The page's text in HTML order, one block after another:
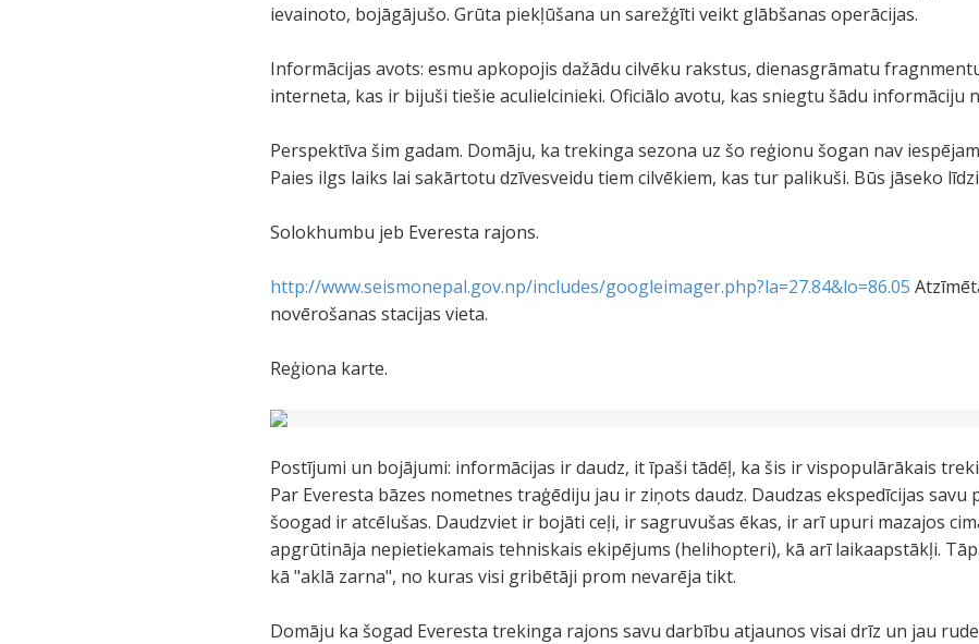
ievainoto, bojāgājušo. Grūta piekļūšana un sarežģīti veikt glābšanas operācijas.
Informācijas avots: esmu apkopojis dažādu cilvēku rakstus, dienasgrāmatu
interneta, kas ir bijuši tiešie aculielcinieki. Oficiālo avotu, kas sniegtu šādu informāciju
Perspektīva šim gadam. Domāju, ka trekinga sezona uz šo reģionu šogan nav
Paies ilgs laiks lai sakārtotu dzīvesveidu tiem cilvēkiem, kas tur palikuši. Būs jāseko
Solokhumbu jeb Everesta rajons.
http://www.seismonepal.gov.np/includes/googleimager.php?la=27.84&lo=86.05
novērošanas stacijas vieta.
Reģiona karte.
Postījumi un bojājumi: informācijas ir daudz, it īpaši tādēļ, ka šis ir vispopulārākais
Par Everesta bāzes nometnes traģēdiju jau ir ziņots daudz. Daudzas ekspedīcijas savu
šoogad ir atcēlušas. Daudzviet ir bojāti ceļi, ir sagruvušas ēkas, ir arī upuri mazajos
apgrūtināja nepietiekamais tehniskais ekipējums (helihopteri), kā arī laikaapstākļi.
kā "aklā zarna", no kuras visi gribētāji prom nevarēja tikt.
Domāju ka šogad Everesta trekinga rajons savu darbību atjaunos visai drīz un jau